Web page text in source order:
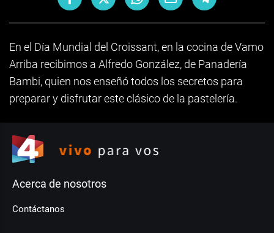
En el Día Mundial del Croissant, en la cocina de Vamo
Arriba recibimos a Alfredo González, de Panadería
Bambi, quien nos enseñó todos los secretos para
preparar y disfrutar este clásico de la pastelería.
Acerca de nosotros
Contáctanos